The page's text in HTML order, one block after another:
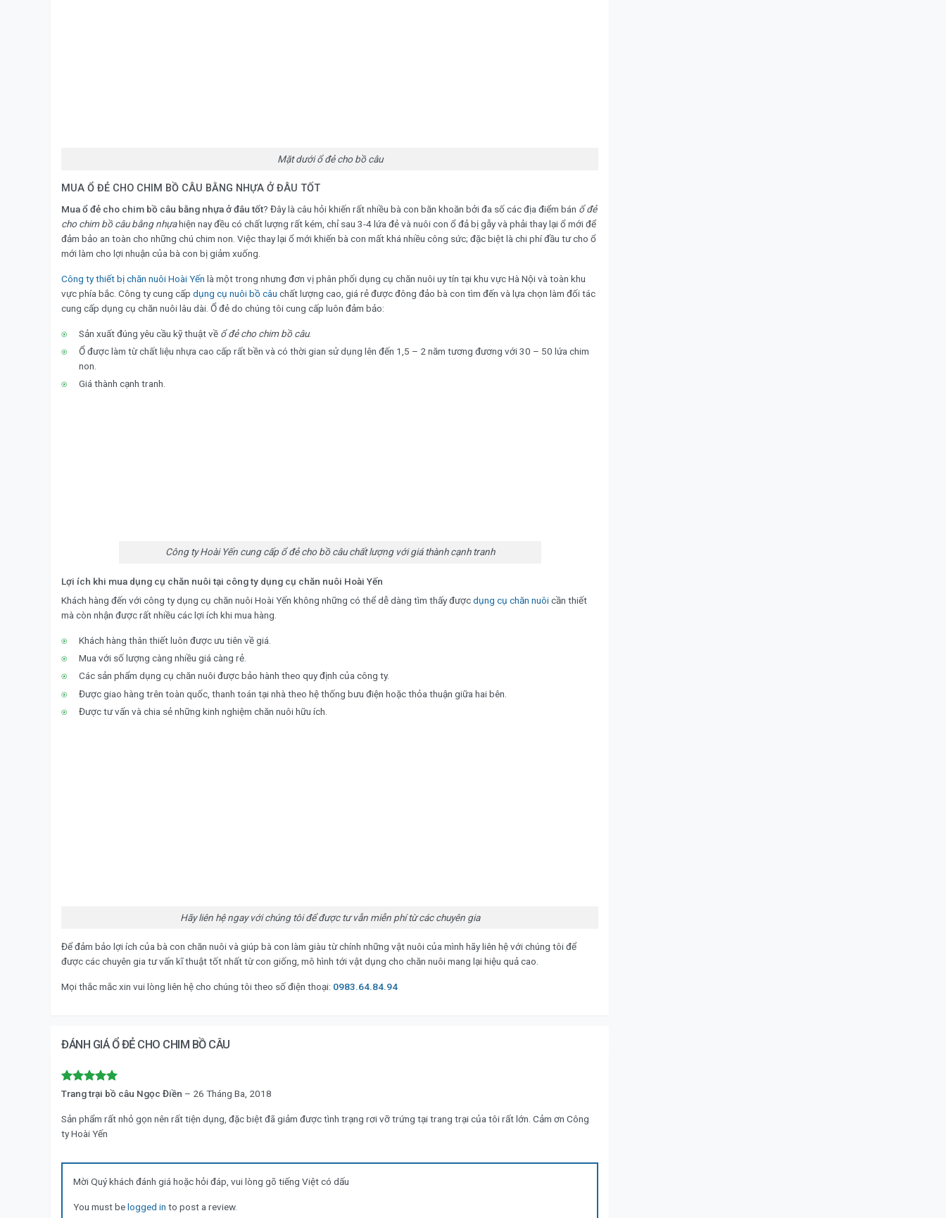
Mặt dưới ổ đẻ cho bồ câu
MUA Ổ ĐẺ CHO CHIM BỒ CÂU BẰNG NHỰA Ở ĐÂU TỐT
Mua ổ đẻ cho chim bồ câu bằng nhựa ở đâu tốt? Đây là câu hỏi khiến rất nhiều bà con băn khoăn bởi đa số các địa điểm bán ổ đẻ
cho chim bồ câu bằng nhựahiện nay đều có chất lượng rất kém, chỉ sau 3-4 lứa đẻ và nuôi con ổ đả bị gẫy và phải thay lại ổ mới để
đảm bảo an toàn cho những chú chim non. Việc thay lại ổ mới khiến bà con mất khá nhiều công sức; đặc biệt là chi phí đầu tư cho ổ
mới làm cho lợi nhuận của bà con bị giảm xuống.
Công ty thiết bị chăn nuôi Hoài Yến là một trong nhưng đơn vị phân phối dụng cụ chăn nuôi uy tín tại khu vực Hà Nội và toàn khu
vực phía bắc. Công ty cung cấp dụng cụ nuôi bồ câu chất lượng cao, giá rẻ được đông đảo bà con tìm đến và lựa chọn làm đối tác
cung cấp dụng cụ chăn nuôi lâu dài. Ổ đẻ do chúng tôi cung cấp luôn đảm bảo:
Sản xuất đúng yêu cầu kỹ thuật về ổ đẻ cho chim bồ câu.
Ổ được làm từ chất liệu nhựa cao cấp rất bền và có thời gian sử dụng lên đến 1,5 – 2 năm tương đương với 30 – 50 lứa chim
non.
Giá thành cạnh tranh.
Công ty Hoài Yến cung cấp ổ đẻ cho bồ câu chất lượng với giá thành cạnh tranh
Lợi ích khi mua dụng cụ chăn nuôi tại công ty dụng cụ chăn nuôi Hoài Yến
Khách hàng đến với công ty dụng cụ chăn nuôi Hoài Yến không những có thể dễ dàng tìm thấy đượcdụng cụ chăn nuôicần thiết
mà còn nhận được rất nhiều các lợi ích khi mua hàng.
Khách hàng thân thiết luôn được ưu tiên về giá.
Mua với số lượng càng nhiều giá càng rẻ.
Các sản phẩm dụng cụ chăn nuôi được bảo hành theo quy định của công ty.
Được giao hàng trên toàn quốc, thanh toán tại nhà theo hệ thống bưu điện hoặc thỏa thuận giữa hai bên.
Được tư vấn và chia sẻ những kinh nghiệm chăn nuôi hữu ích.
Hãy liên hệ ngay với chúng tôi để được tư vẫn miễn phí từ các chuyên gia
Để đảm bảo lợi ích của bà con chăn nuôi và giúp bà con làm giàu từ chính những vật nuôi của mình hãy liên hệ với chúng tôi để
được các chuyên gia tư vấn kĩ thuật tốt nhất từ con giống, mô hình tới vật dụng cho chăn nuôi mang lại hiệu quả cao.
Mọi thắc mắc xin vui lòng liên hệ cho chúng tôi theo số điện thoại: 0983.64.84.94
ĐÁNH GIÁ Ổ ĐẺ CHO CHIM BỒ CÂU
Được xếp
sao
Trang trại bồ câu Ngọc Điền – 26 Tháng Ba, 2018
Sản phẩm rất nhỏ gọn nên rất tiện dụng, đặc biệt đã giảm được tình trạng rơi vỡ trứng tại trang trại của tôi rất lớn. Cảm ơn Công
ty Hoài Yến
Mời Quý khách đánh giá hoặc hỏi đáp, vui lòng gõ tiếng Việt có dấu
You must belogged in to post a review.